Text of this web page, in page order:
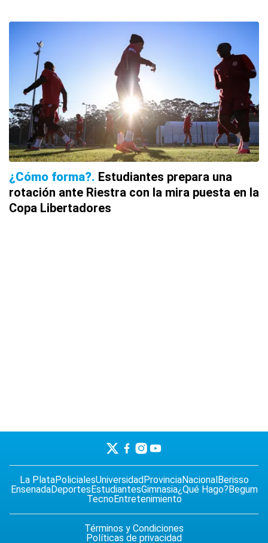
¿Cómo forma? Estudiantes prepara una
rotación ante Riestra con la mira puesta en la
Copa Libertadores
La PlataPolicialesUniversidadProvinciaNacionalBerisso
EnsenadaDeportesEstudiantesGimnasia¿Qué Hago?Begum
TecnoEntretenimiento
Términos y Condiciones
Políticas de privacidad